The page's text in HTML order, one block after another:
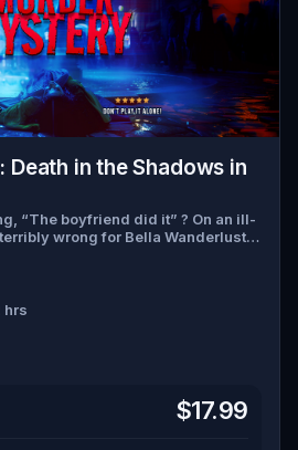
in the Shadows in
“The boyfriend did it” ? On an ill-
wrong for Bella Wanderlust
a famous travel blogger, was
tour led by the theatrical Percy
Percy, the ghost tour
real murderer before they strike
hrs
$17.99